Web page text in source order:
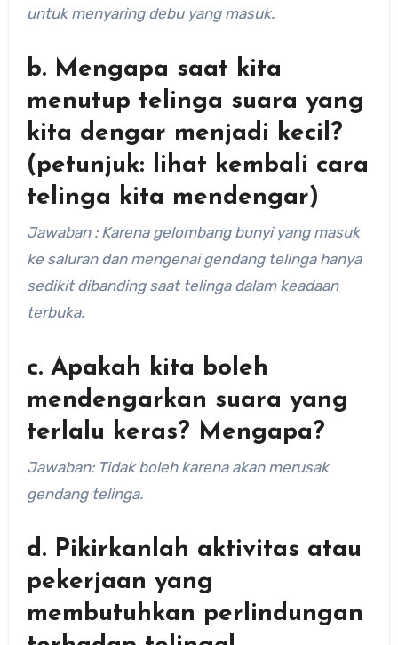
untuk menyaring debu yang masuk.
b. Mengapa saat kita
menutup telinga suara yang
kita dengar menjadi kecil?
(petunjuk: lihat kembali cara
telinga kita mendengar)
Jawaban : Karena gelombang bunyi yang masuk
ke saluran dan mengenai gendang telinga hanya
sedikit dibanding saat telinga dalam keadaan
terbuka.
c. Apakah kita boleh
mendengarkan suara yang
terlalu keras? Mengapa?
Jawaban: Tidak boleh karena akan merusak
gendang telinga.
d. Pikirkanlah aktivitas atau
pekerjaan yang
membutuhkan perlindungan